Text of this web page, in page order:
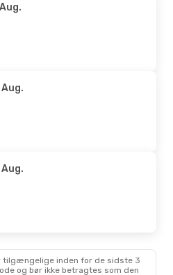
tilgængelige inden for de sidste 3
og bør ikke betragtes som den